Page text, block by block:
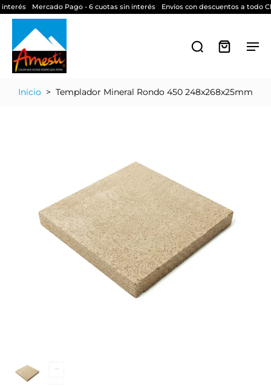
Mercado Pago - 6 cuotas sin interés Envíos con descuentos a todo
Inicio > Templador Mineral Rondo 450 248x268x25mm